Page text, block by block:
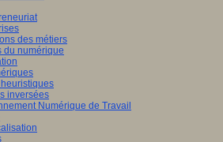
des métiers
du numérique
inversées
Numérique de Travail